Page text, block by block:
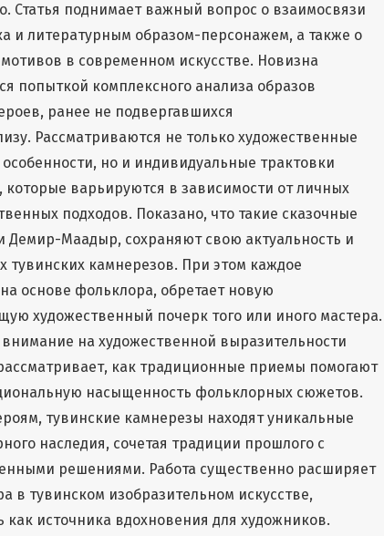
Статья поднимает важный вопрос о взаимосвязи
и литературным образом-персонажем, а также о
в современном искусстве. Новизна
попыткой комплексного анализа образов
ранее не подвергавшихся
Рассматриваются не только художественные
но и индивидуальные трактовки
варьируются в зависимости от личных
подходов. Показано, что такие сказочные
Демир-Маадыр, сохраняют свою актуальность и
тувинских камнерезов. При этом каждое
основе фольклора, обретает новую
художественный почерк того или иного мастера.
внимание на художественной выразительности
как традиционные приемы помогают
насыщенность фольклорных сюжетов.
тувинские камнерезы находят уникальные
наследия, сочетая традиции прошлого с
решениями. Работа существенно расширяет
в тувинском изобразительном искусстве,
как источника вдохновения для художников.